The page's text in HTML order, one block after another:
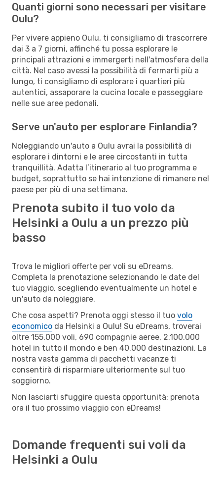
Quanti giorni sono necessari per visitare
Oulu?
Per vivere appieno Oulu, ti consigliamo di trascorrere
dai 3 a 7 giorni, affinché tu possa esplorare le
principali attrazioni e immergerti nell'atmosfera della
città. Nel caso avessi la possibilità di fermarti più a
lungo, ti consigliamo di esplorare i quartieri più
autentici, assaporare la cucina locale e passeggiare
nelle sue aree pedonali.
Serve un'auto per esplorare Finlandia?
Noleggiando un'auto a Oulu avrai la possibilità di
esplorare i dintorni e le aree circostanti in tutta
tranquillità. Adatta l’itinerario al tuo programma e
budget, soprattutto se hai intenzione di rimanere nel
paese per più di una settimana.
Prenota subito il tuo volo da
Helsinki a Oulu a un prezzo più
basso
Trova le migliori offerte per voli su eDreams.
Completa la prenotazione selezionando le date del
tuo viaggio, scegliendo eventualmente un hotel e
un'auto da noleggiare.
Che cosa aspetti? Prenota oggi stesso il tuo volo
economico da Helsinki a Oulu! Su eDreams, troverai
oltre 155.000 voli, 690 compagnie aeree, 2.100.000
hotel in tutto il mondo e ben 40.000 destinazioni. La
nostra vasta gamma di pacchetti vacanze ti
consentirà di risparmiare ulteriormente sul tuo
soggiorno.
Non lasciarti sfuggire questa opportunità: prenota
ora il tuo prossimo viaggio con eDreams!
Domande frequenti sui voli da
Helsinki a Oulu